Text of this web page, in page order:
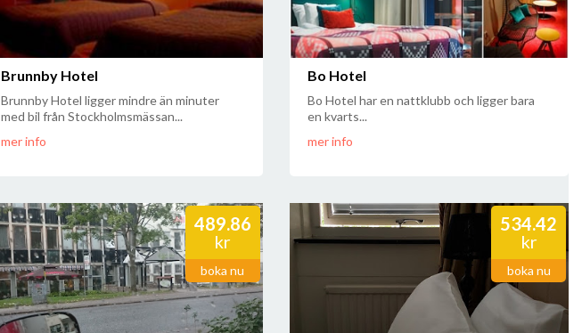
Brunnby Hotel
Brunnby Hotel ligger mindre än minuter
med bil från Stockholmsmässan...
mer info
Bo Hotel
Bo Hotel har en nattklubb och ligger bara
en kvarts...
mer info
489.86
kr
boka nu
534.42
kr
boka nu